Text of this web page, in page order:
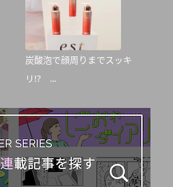
炭酸泡で顔周りまでスッキ
リ!? ...